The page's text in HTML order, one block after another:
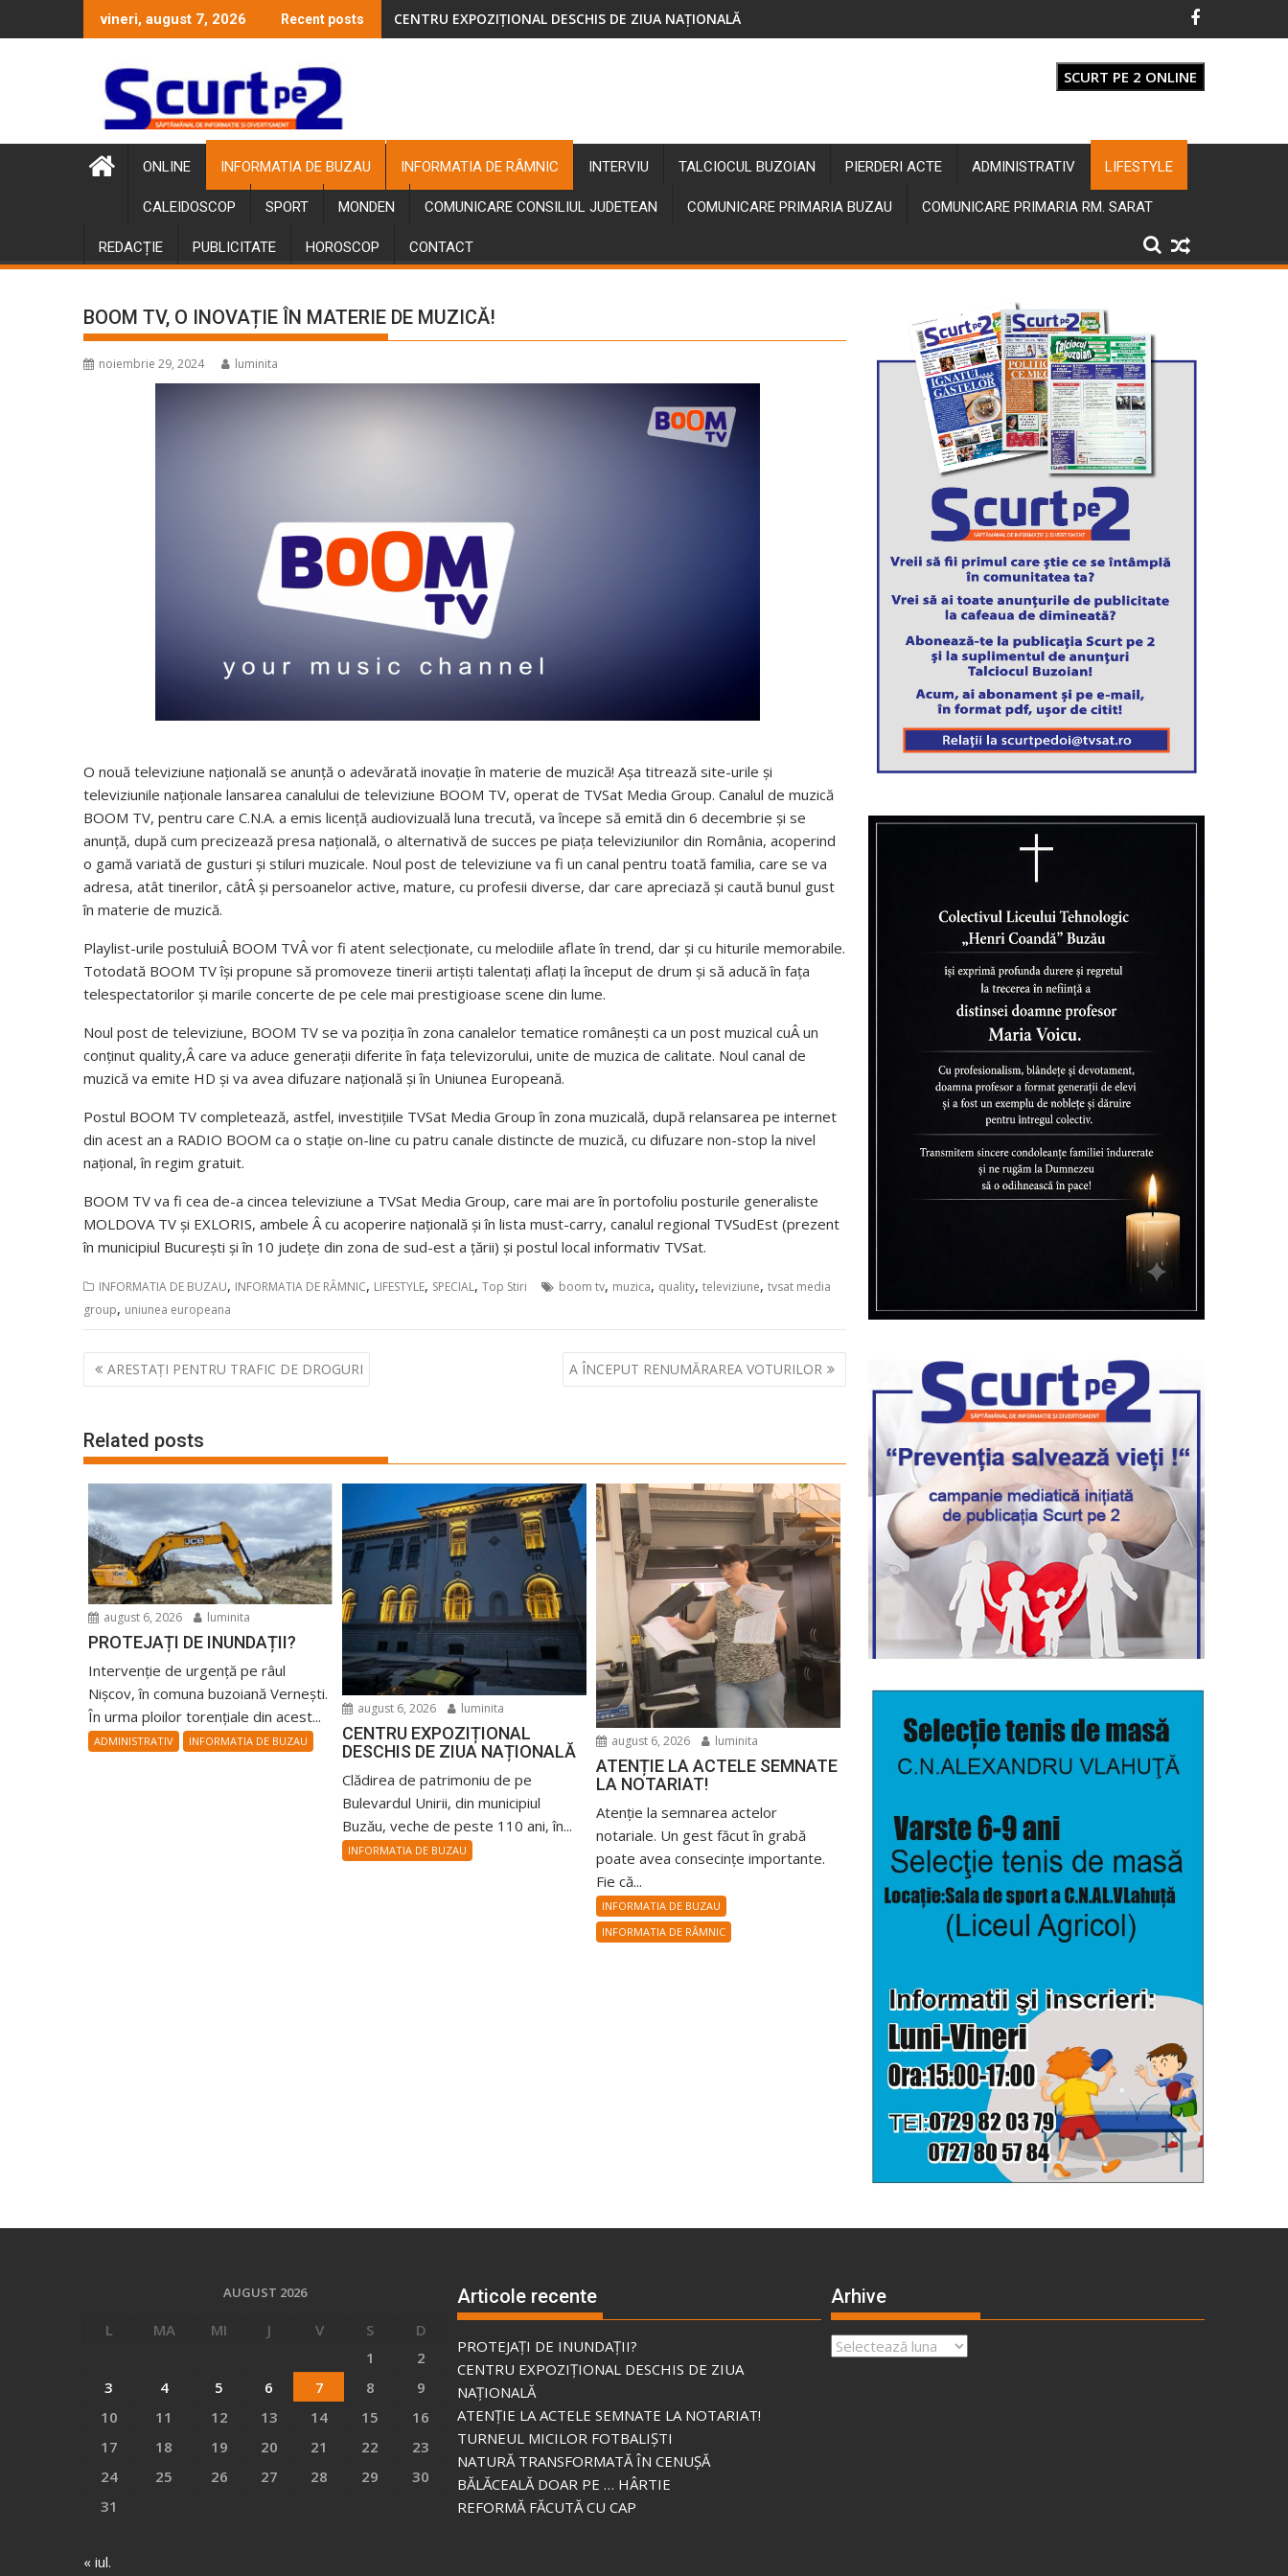
to
vineri, august 7, 2026 Recent posts CENTRU EXPOZIȚIONAL DESCHIS DE ZIUA NAȚIONALĂ
SCURT PE 2 ONLINE
ONLINE INFORMATIA DE BUZAU INFORMATIA DE RÂMNIC INTERVIU TALCIOCUL BUZOIAN PIERDERI ACTE ADMINISTRATIV LIFESTYLE
CALEIDOSCOP SPORT MONDEN COMUNICARE CONSILIUL JUDETEAN COMUNICARE PRIMARIA BUZAU COMUNICARE PRIMARIA RM. SARAT
REDACȚIE PUBLICITATE HOROSCOP CONTACT
BOOM TV, O INOVAȚIE ÎN MATERIE DE MUZICĂ!
noiembrie 29, 2024 luminita
O nouă televiziune națională se anunță o adevărată inovație în materie de muzică! Așa titrează site-urile și
televiziunile naționale lansarea canalului de televiziune BOOM TV, operat de TVSat Media Group. Canalul de muzică
BOOM TV, pentru care C.N.A. a emis licență audiovizuală luna trecută, va începe să emită din 6 decembrie și se
anunță, după cum precizează presa națională, o alternativă de succes pe piața televiziunilor din România, acoperind
o gamă variată de gusturi și stiluri muzicale. Noul post de televiziune va fi un canal pentru toată familia, care se va
adresa, atât tinerilor, câtÂ și persoanelor active, mature, cu profesii diverse, dar care apreciază și caută bunul gust
în materie de muzică.
Playlist-urile postuluiÂ BOOM TVÂ vor fi atent selecționate, cu melodiile aflate în trend, dar și cu hiturile memorabile.
Totodată BOOM TV își propune să promoveze tinerii artiști talentați aflați la început de drum și să aducă în fața
telespectatorilor și marile concerte de pe cele mai prestigioase scene din lume.
Noul post de televiziune, BOOM TV se va poziția în zona canalelor tematice românești ca un post muzical cuÂ un
conținut quality,Â care va aduce generații diferite în fața televizorului, unite de muzica de calitate. Noul canal de
muzică va emite HD și va avea difuzare națională și în Uniunea Europeană.
Postul BOOM TV completează, astfel, investițiile TVSat Media Group în zona muzicală, după relansarea pe internet
din acest an a RADIO BOOM ca o stație on-line cu patru canale distincte de muzică, cu difuzare non-stop la nivel
național, în regim gratuit.
BOOM TV va fi cea de-a cincea televiziune a TVSat Media Group, care mai are în portofoliu posturile generaliste
MOLDOVA TV și EXLORIS, ambele Â cu acoperire națională și în lista must-carry, canalul regional TVSudEst (prezent
în municipiul București și în 10 județe din zona de sud-est a țării) și postul local informativ TVSat.
INFORMATIA DE BUZAU, INFORMATIA DE RÂMNIC, LIFESTYLE, SPECIAL, Top Stiri boom tv, muzica, quality, televiziune, tvsat media
group, uniunea europeana
Navigare
în
ARESTAȚI PENTRU TRAFIC DE DROGURI A ÎNCEPUT RENUMĂRAREA VOTURILOR
Related posts
august 6, 2026 luminita
PROTEJAȚI DE INUNDAȚII?
Intervenție de urgență pe râul
Nișcov, în comuna buzoiană Vernești.
În urma ploilor torențiale din acest...
ADMINISTRATIV INFORMATIA DE BUZAU
august 6, 2026 luminita
CENTRU EXPOZIȚIONAL
DESCHIS DE ZIUA NAȚIONALĂ
Clădirea de patrimoniu de pe
Bulevardul Unirii, din municipiul
Buzău, veche de peste 110 ani, în...
INFORMATIA DE BUZAU
august 6, 2026 luminita
ATENȚIE LA ACTELE SEMNATE
LA NOTARIAT!
Atenție la semnarea actelor
notariale. Un gest făcut în grabă
poate avea consecințe importante.
Fie că...
INFORMATIA DE BUZAU
INFORMATIA DE RÂMNIC
AUGUST 2026
L MA MI J V S
D
1
2
3
4 5 6 7 8
9
10
11 12 13 14 15
16
17
18 19 20 21 22
23
24
25 26 27 28 29
30
31
« iul.
Articole recente
PROTEJAȚI DE INUNDAȚII?
CENTRU EXPOZIȚIONAL DESCHIS DE ZIUA
NAȚIONALĂ
ATENȚIE LA ACTELE SEMNATE LA NOTARIAT!
TURNEUL MICILOR FOTBALIȘTI
NATURĂ TRANSFORMATĂ ÎN CENUȘĂ
BĂLĂCEALĂ DOAR PE … HÂRTIE
REFORMĂ FĂCUTĂ CU CAP
Arhive
Arhive